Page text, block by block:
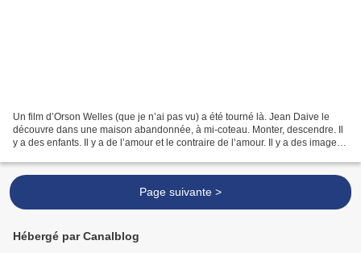
Un film d’Orson Welles (que je n’ai pas vu) a été tourné là. Jean Daive le
découvre dans une maison abandonnée, à mi-coteau. Monter, descendre. Il
y a des enfants. Il y a de l’amour et le contraire de l’amour. Il y a des images
Page suivante >
Hébergé par Canalblog